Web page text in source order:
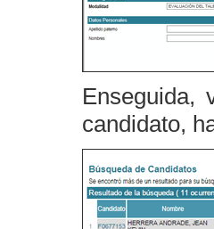
Enseguida,
candidato,